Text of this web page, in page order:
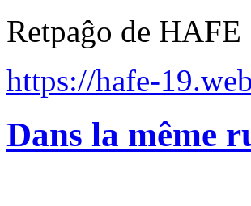
Retpaĝo de HAFE
https://hafe-
Dans la même